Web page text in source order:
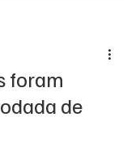
foram
de